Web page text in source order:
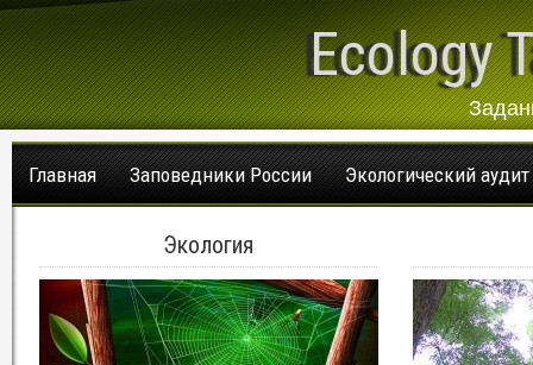
Ecology
Главная Заповедники России Экологический аудит
Экология